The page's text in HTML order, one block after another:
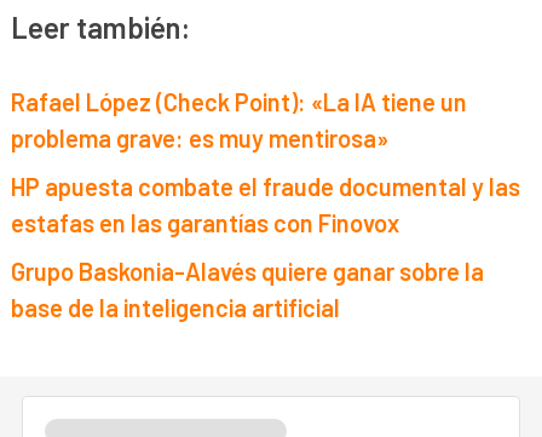
Leer también:
Rafael López (Check Point): «La IA tiene un
problema grave: es muy mentirosa»
HP apuesta combate el fraude documental y las
estafas en las garantías con Finovox
Grupo Baskonia-Alavés quiere ganar sobre la
base de la inteligencia artificial